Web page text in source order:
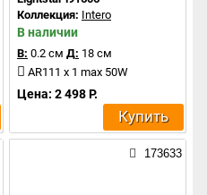
Коллекция: Intero
В наличии
В: 0.2 см Д: 18 см
AR111 x 1 max 50W
Цена: 2 498 Р.
Купить
173633